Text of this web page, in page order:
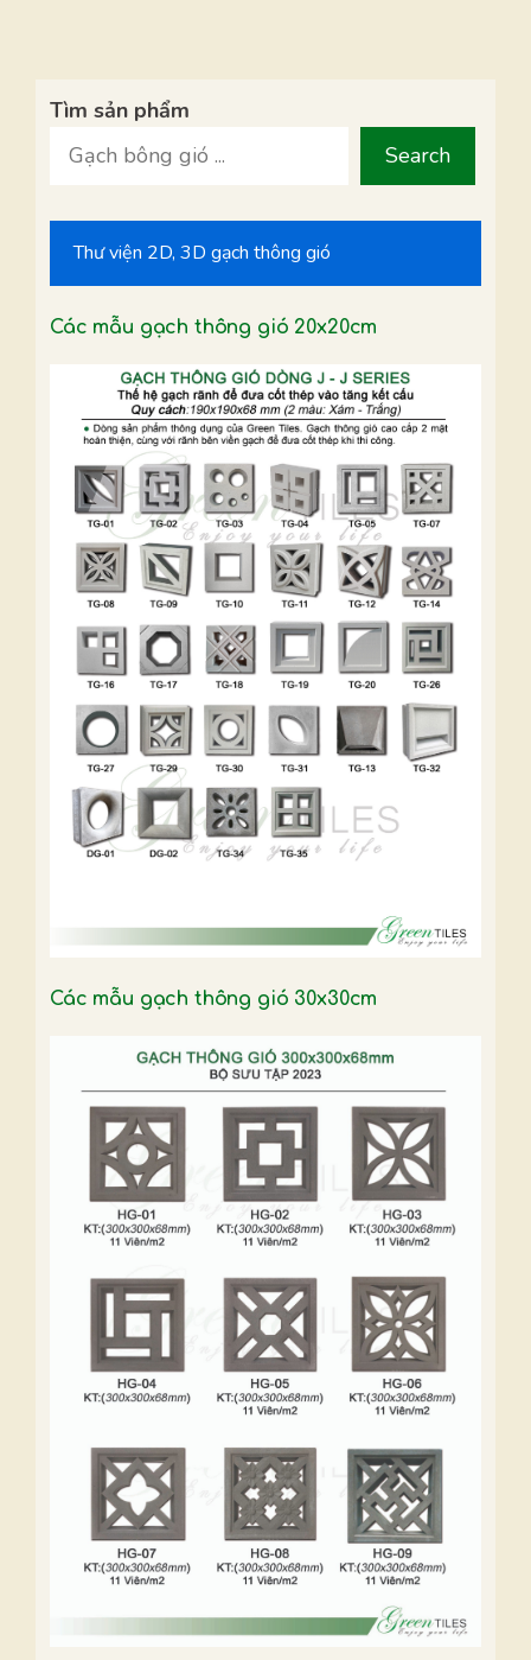
Tìm sản phẩm
Search
Thư viện 2D, 3D gạch thông gió
Các mẫu gạch thông gió 20x20cm
Các mẫu gạch thông gió 30x30cm